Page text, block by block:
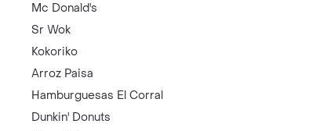
Mc Donald's
Sr Wok
Kokoriko
Arroz Paisa
Hamburguesas El Corral
Dunkin' Donuts